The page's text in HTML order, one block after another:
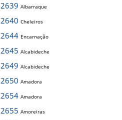
2639 Albarraque
2640 Cheleiros
2644 Encarnação
2645 Alcabideche
2649 Alcabideche
2650 Amadora
2654 Amadora
2655 Amoreiras